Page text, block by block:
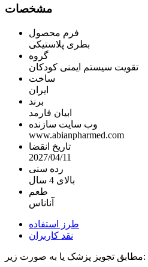
مشخصات
فرم محصول
بطری پلاستیکی
گروه
تقویت سیستم ایمنی کودکان
ساخت
ایران
برند
ابیان فارمد
وب سایت سازنده
www.abianpharmed.com
تاریخ انقضا
2027/04/11
رده سنی
بالای 4 سال
طعم
آناناس
طرز استفاده
نقد کاربران
مطابق تجویز پزشک یا به صورت زیر: